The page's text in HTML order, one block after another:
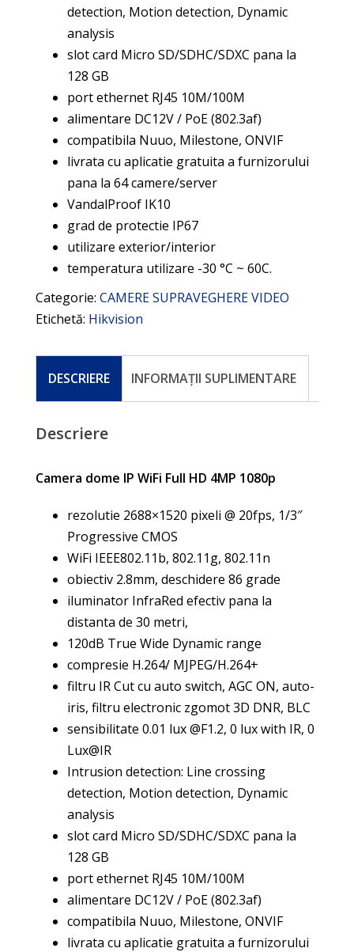
detection, Motion detection, Dynamic
analysis
slot card Micro SD/SDHC/SDXC pana la
128 GB
port ethernet RJ45 10M/100M
alimentare DC12V / PoE (802.3af)
compatibila Nuuo, Milestone, ONVIF
livrata cu aplicatie gratuita a furnizorului
pana la 64 camere/server
VandalProof IK10
grad de protectie IP67
utilizare exterior/interior
temperatura utilizare -30 °C ~ 60C.
Categorie: CAMERE SUPRAVEGHERE VIDEO
Etichetă: Hikvision
DESCRIERE INFORMAȚII SUPLIMENTARE
Descriere
Camera dome IP WiFi Full HD 4MP 1080p
rezolutie 2688×1520 pixeli @ 20fps, 1/3″
Progressive CMOS
WiFi IEEE802.11b, 802.11g, 802.11n
obiectiv 2.8mm, deschidere 86 grade
iluminator InfraRed efectiv pana la
distanta de 30 metri,
120dB True Wide Dynamic range
compresie H.264/ MJPEG/H.264+
filtru IR Cut cu auto switch, AGC ON, auto-
iris, filtru electronic zgomot 3D DNR, BLC
sensibilitate 0.01 lux @F1.2, 0 lux with IR, 0
Lux@IR
Intrusion detection: Line crossing
detection, Motion detection, Dynamic
analysis
slot card Micro SD/SDHC/SDXC pana la
128 GB
port ethernet RJ45 10M/100M
alimentare DC12V / PoE (802.3af)
compatibila Nuuo, Milestone, ONVIF
livrata cu aplicatie gratuita a furnizorului